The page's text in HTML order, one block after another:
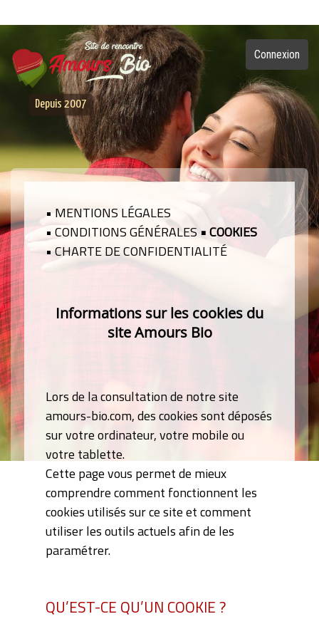
Depuis 2007
Connexion
• MENTIONS LÉGALES
• CONDITIONS GÉNÉRALES • COOKIES
• CHARTE DE CONFIDENTIALITÉ
Informations sur les cookies du
site Amours Bio
Lors de la consultation de notre site
amours-bio.com, des cookies sont déposés
sur votre ordinateur, votre mobile ou
votre tablette.
Cette page vous permet de mieux
comprendre comment fonctionnent les
cookies utilisés sur ce site et comment
utiliser les outils actuels afin de les
paramétrer.
QU’EST-CE QU’UN COOKIE ?